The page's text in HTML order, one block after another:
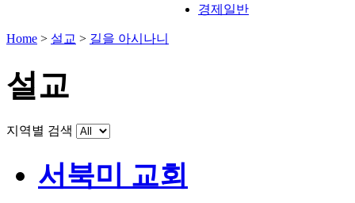
경제일반
Home > 설교 > 길을 아시나니
설교
지역별 검색
서북미 교회